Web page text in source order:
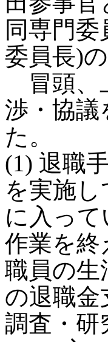
同専門
委員長)
冒頭、
渉・協議
た。
(1) 退職
を実施
に入っ
作業を終
職員の生
の退職
調査・